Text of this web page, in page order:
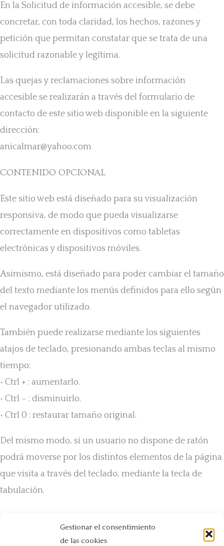
Gestionar el consentimiento
de las cookies
En la Solicitud de información accesible, se debe
concretar, con toda claridad, los hechos, razones y
petición que permitan constatar que se trata de una
solicitud razonable y legítima.
Las quejas y reclamaciones sobre información
accesible se realizarán a través del formulario de
contacto de este sitio web disponible en la siguiente
dirección:
anicalmar@yahoo.com
CONTENIDO OPCIONAL
Este sitio web está diseñado para su visualización
responsiva, de modo que pueda visualizarse
correctamente en dispositivos como tabletas
electrónicas y dispositivos móviles.
Asimismo, está diseñado para poder cambiar el tamaño
del texto mediante los menús definidos para ello según
el navegador utilizado.
También puede realizarse mediante los siguientes
atajos de teclado, presionando ambas teclas al mismo
tiempo:
• Ctrl + : aumentarlo.
• Ctrl – : disminuirlo.
• Ctrl 0 : restaurar tamaño original.
Del mismo modo, si un usuario no dispone de ratón
podrá moverse por los distintos elementos de la página
que visita a través del teclado, mediante la tecla de
tabulación.